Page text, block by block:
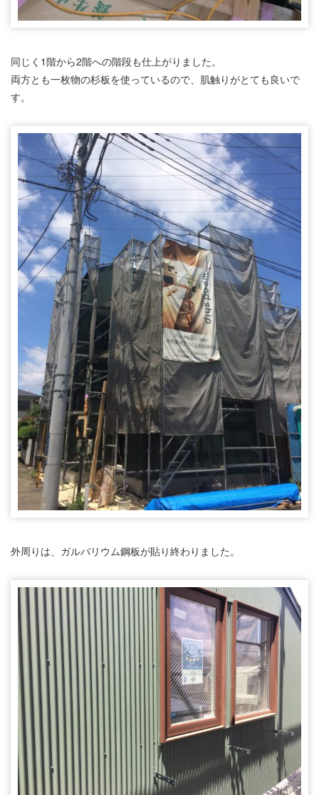
同じく1階から2階への階段も仕上がりました。
両方とも一枚物の杉板を使っているので、肌触りがとても良いで
す。
外周りは、ガルバリウム鋼板が貼り終わりました。